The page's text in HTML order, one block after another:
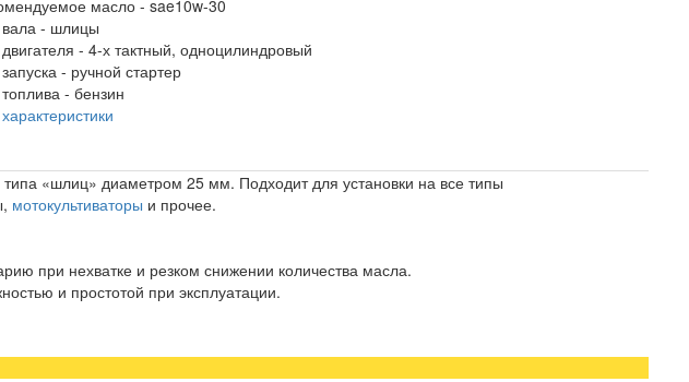
масло - sae10w-30
- шлицы
- 4-х тактный, одноцилиндровый
- ручной стартер
- бензин
«шлиц» диаметром 25 мм. Подходит для установки на все типы
мотокультиваторы и прочее.
при нехватке и резком снижении количества масла.
и простотой при эксплуатации.